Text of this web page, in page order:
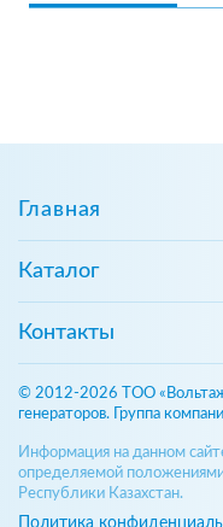
Главная
Каталог
Контакты
© 2012-2026 ТОО «Вольтаж
генераторов. Группа
Информация на данном
определяемой
Республики Казахстан.
Политика